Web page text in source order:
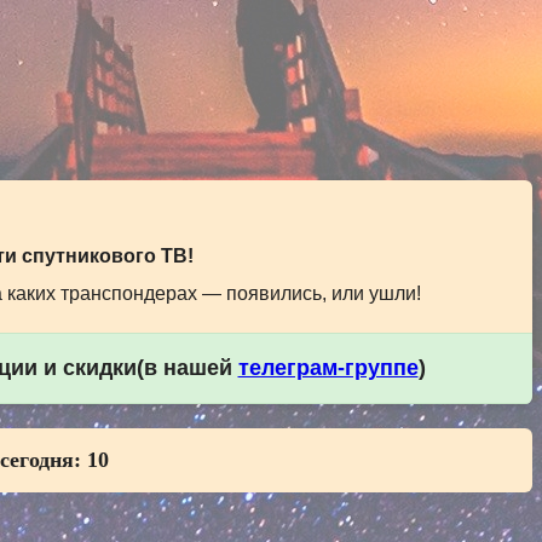
спутникового ТВ!
транспондерах — появились, или ушли!
и скидки(в нашей телеграм-группе)
10